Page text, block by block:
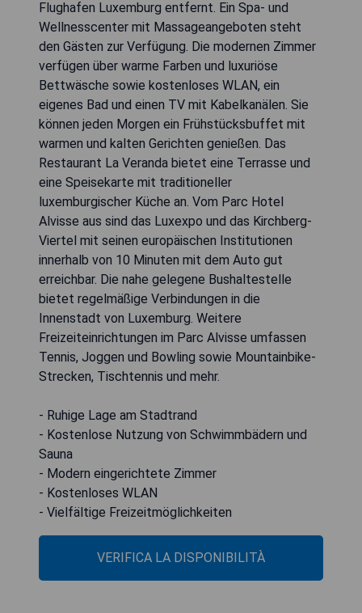
Flughafen Luxemburg entfernt. Ein Spa- und
Wellnesscenter mit Massageangeboten steht
den Gästen zur Verfügung. Die modernen Zimmer
verfügen über warme Farben und luxuriöse
Bettwäsche sowie kostenloses WLAN, ein
eigenes Bad und einen TV mit Kabelkanälen. Sie
können jeden Morgen ein Frühstücksbuffet mit
warmen und kalten Gerichten genießen. Das
Restaurant La Veranda bietet eine Terrasse und
eine Speisekarte mit traditioneller
luxemburgischer Küche an. Vom Parc Hotel
Alvisse aus sind das Luxexpo und das Kirchberg-
Viertel mit seinen europäischen Institutionen
innerhalb von 10 Minuten mit dem Auto gut
erreichbar. Die nahe gelegene Bushaltestelle
bietet regelmäßige Verbindungen in die
Innenstadt von Luxemburg. Weitere
Freizeiteinrichtungen im Parc Alvisse umfassen
Tennis, Joggen und Bowling sowie Mountainbike-
Strecken, Tischtennis und mehr.
- Ruhige Lage am Stadtrand
- Kostenlose Nutzung von Schwimmbädern und
Sauna
- Modern eingerichtete Zimmer
- Kostenloses WLAN
- Vielfältige Freizeitmöglichkeiten
VERIFICA LA DISPONIBILITÀ